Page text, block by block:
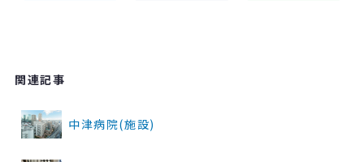
関連記事
中津病院(施設)